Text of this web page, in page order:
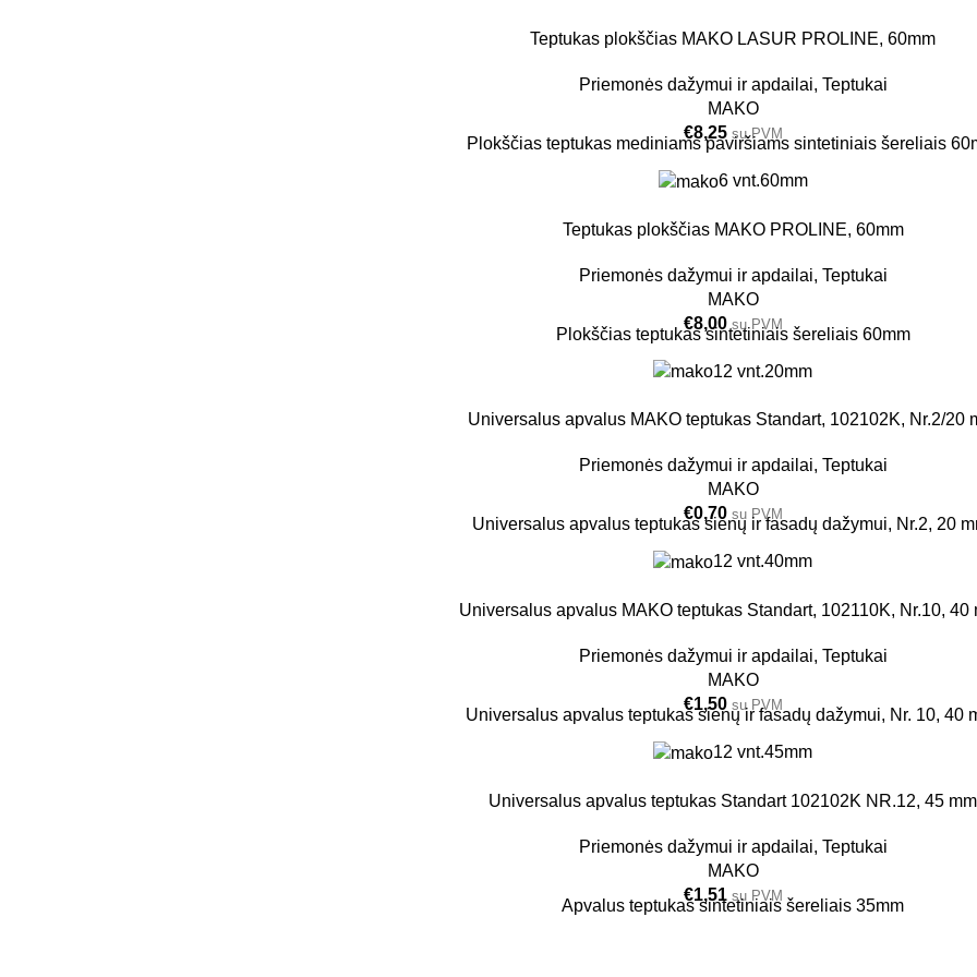
Teptukas plokščias MAKO LASUR PROLINE, 60mm
Priemonės dažymui ir apdailai, Teptukai
MAKO
€8,25 su PVM
Plokščias teptukas mediniams paviršiams sintetiniais šereliais
6 vnt.60mm
Teptukas plokščias MAKO PROLINE, 60mm
Priemonės dažymui ir apdailai, Teptukai
MAKO
€8,00 su PVM
Plokščias teptukas sintetiniais šereliais 60mm
12 vnt.20mm
Universalus apvalus MAKO teptukas Standart, 102102K, Nr.2/20
Priemonės dažymui ir apdailai, Teptukai
MAKO
€0,70 su PVM
Universalus apvalus teptukas sienų ir fasadų dažymui, Nr.2, 20
12 vnt.40mm
Universalus apvalus MAKO teptukas Standart, 102110K, Nr.10, 40
Priemonės dažymui ir apdailai, Teptukai
MAKO
€1,50 su PVM
Universalus apvalus teptukas sienų ir fasadų dažymui, Nr. 10, 40
12 vnt.45mm
Universalus apvalus teptukas Standart 102102K NR.12, 45 mm
Priemonės dažymui ir apdailai, Teptukai
MAKO
€1,51 su PVM
Apvalus teptukas sintetiniais šereliais 35mm